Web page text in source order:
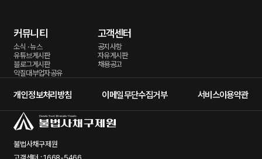
커뮤니티
소식 · 뉴스
유튜브게시판
블로그게시판
악질대부업자공유
고객센터
공지사항
자유게시판
채용공고
개인정보처리방침 이메일무단수집거부 서비스이용약관
불법사채구제원